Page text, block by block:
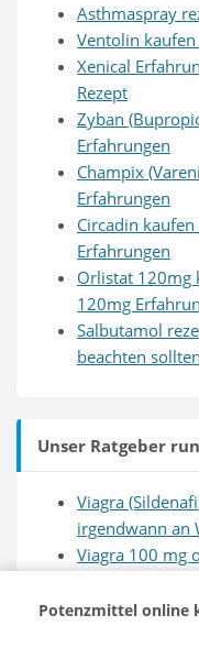
Potenzmittel online
Asthmaspray
Ventolin
Xenical
Rezept
Zyban
Erfahrungen
Champix
Erfahrungen
Circadin
Erfahrungen
Orlistat 120mg
120mg
Salbutamol
beachten sollten
Unser Ratgeber
Viagra
irgendwann an
Viagra 100 mg
Viagra